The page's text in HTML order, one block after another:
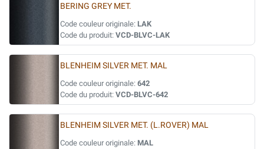
BERING GREY MET.
Code couleur originale: LAK
Code du produit: VCD-BLVC-LAK
BLENHEIM SILVER MET. MAL
Code couleur originale: 642
Code du produit: VCD-BLVC-642
BLENHEIM SILVER MET. (L.ROVER) MAL
Code couleur originale: MAL